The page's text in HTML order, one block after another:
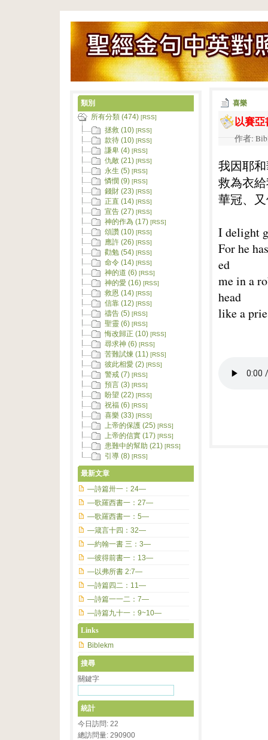
喜樂
以賽
作者:
我因耶
救為衣
華冠、
I delight
For he
ed
me in a
head
like a
類別
所有分類 (474) [RSS]
拯救 (10) [RSS]
款待 (10) [RSS]
謙卑 (4) [RSS]
仇敵 (21) [RSS]
永生 (5) [RSS]
憐憫 (9) [RSS]
錢財 (23) [RSS]
正直 (14) [RSS]
宣告 (27) [RSS]
神的作為 (17) [RSS]
頌讚 (10) [RSS]
應許 (26) [RSS]
勸勉 (54) [RSS]
命令 (14) [RSS]
神的道 (6) [RSS]
神的愛 (16) [RSS]
救恩 (14) [RSS]
信靠 (12) [RSS]
禱告 (5) [RSS]
聖靈 (6) [RSS]
悔改歸正 (10) [RSS]
尋求神 (6) [RSS]
苦難試煉 (11) [RSS]
彼此相愛 (2) [RSS]
警戒 (7) [RSS]
預言 (3) [RSS]
盼望 (22) [RSS]
祝福 (6) [RSS]
喜樂 (33) [RSS]
上帝的保護 (25) [RSS]
上帝的信實 (17) [RSS]
患難中的幫助 (21) [RSS]
引導 (8) [RSS]
最新文章
—詩篇卅一：24—
—歌羅西書一：27—
—歌羅西書一：5—
—箴言十四：32—
—約翰一書 三：3—
—彼得前書一：13—
—以弗所書 2:7—
—詩篇四二：11—
—詩篇一一二：7—
—詩篇九十一：9~10—
Links
Biblekm
搜尋
關鍵字
統計
今日訪問: 22
總訪問量: 290900